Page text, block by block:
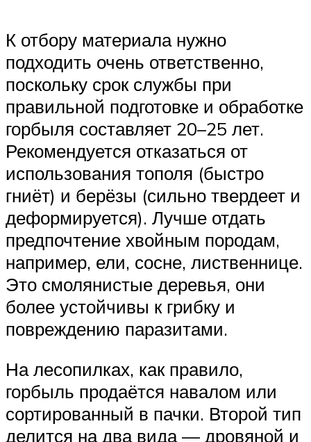
К отбору материала нужно
подходить очень ответственно,
поскольку срок службы при
правильной подготовке и обработке
горбыля составляет 20–25 лет.
Рекомендуется отказаться от
использования тополя (быстро
гниёт) и берёзы (сильно твердеет и
деформируется). Лучше отдать
предпочтение хвойным породам,
например, ели, сосне, лиственнице.
Это смолянистые деревья, они
более устойчивы к грибку и
повреждению паразитами.
На лесопилках, как правило,
горбыль продаётся навалом или
сортированный в пачки. Второй тип
делится на два вида — дровяной и